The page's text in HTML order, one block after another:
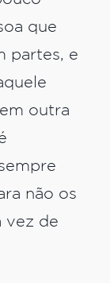
que
partes, e
outra
não os
vez de